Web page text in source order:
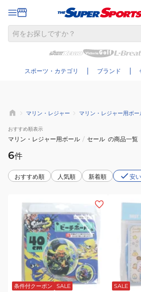
スポーツ・カテゴリ ブランド
さらに絞り込む
マリン・レジャー マリン・レジャー用ボー
おすすめ順表示
マリン・レジャー用ボール / セール の商品一覧
6件
おすすめ順 人気順 新着順 安
条件付クーポン SALE SALE